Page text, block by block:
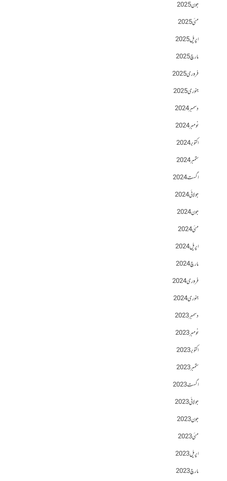
جون 2025
مئی 2025
اپریل 2025
مارچ 2025
فروری 2025
جنوری 2025
دسمبر 2024
نومبر 2024
اکتوبر 2024
ستمبر 2024
اگست 2024
جولائی 2024
جون 2024
مئی 2024
اپریل 2024
مارچ 2024
فروری 2024
جنوری 2024
دسمبر 2023
نومبر 2023
اکتوبر 2023
ستمبر 2023
اگست 2023
جولائی 2023
جون 2023
مئی 2023
اپریل 2023
مارچ 2023